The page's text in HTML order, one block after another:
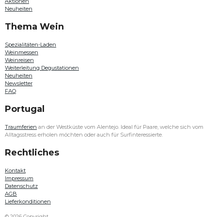
Plansel
,
Laureano
Passadouro
oder
Douro
Family
Estates
entdecken.
Auch
diesem
haben
unsere
an
der
Bern
aus
Algarve,
Alentejo,
Lisboa,
Neuheiten
Thema Wein
Spezialitäten-Laden
Weinmessen
Weinreisen
Weiterleitung Degustationen
Neuheiten
Newsletter
FAQ
Portugal
Traumferien an der Westküste vom Alentejo. Ideal für Paare, welche sich vom
Alltagsstress erholen möchten oder auch für Surfinteressierte.
Rechtliches
Kontakt
Impressum
Datenschutz
AGB
Lieferkonditionen